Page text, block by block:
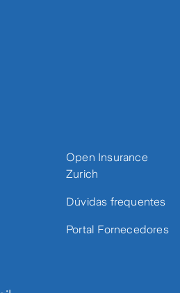
Open Insurance
Zurich
Dúvidas frequentes
Portal Fornecedores